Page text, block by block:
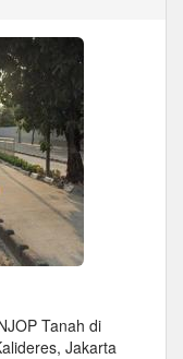
Tanah di
Jakarta